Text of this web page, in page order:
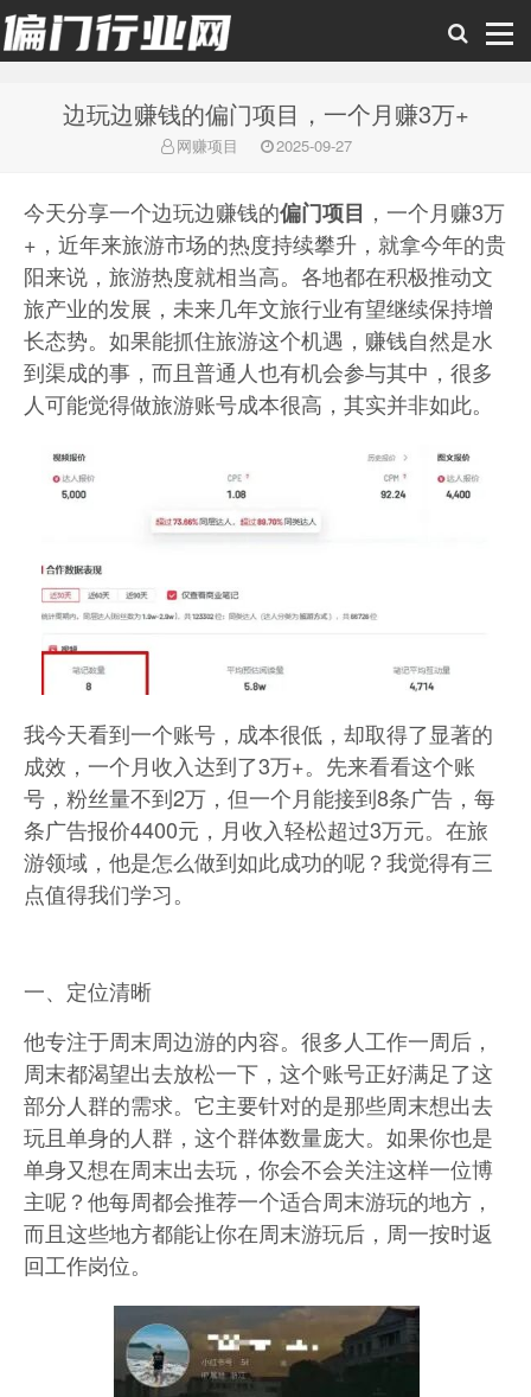
偏门行业网
边玩边赚钱的偏门项目，一个月赚3万+
网赚项目 2025-09-27
今天分享一个边玩边赚钱的偏门项目 ，一个月赚3万
+，近年来旅游市场的热度持续攀升，就拿今年的贵
阳来说，旅游热度就相当高。各地都在积极推动文
旅产业的发展，未来几年文旅行业有望继续保持增
长态势。如果能抓住旅游这个机遇，赚钱自然是水
到渠成的事，而且普通人也有机会参与其中，很多
人可能觉得做旅游账号成本很高，其实并非如此。
我今天看到一个账号，成本很低，却取得了显著的
成效，一个月收入达到了3万+。先来看看这个账
号，粉丝量不到2万，但一个月能接到8条广告，每
条广告报价4400元，月收入轻松超过3万元。在旅
游领域，他是怎么做到如此成功的呢？我觉得有三
点值得我们学习。
一、定位清晰
他专注于周末周边游的内容。很多人工作一周后，
周末都渴望出去放松一下，这个账号正好满足了这
部分人群的需求。它主要针对的是那些周末想出去
玩且单身的人群，这个群体数量庞大。如果你也是
单身又想在周末出去玩，你会不会关注这样一位博
主呢？他每周都会推荐一个适合周末游玩的地方，
而且这些地方都能让你在周末游玩后，周一按时返
回工作岗位。